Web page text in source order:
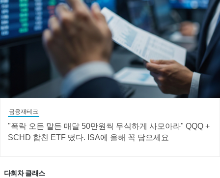
금융재테크
"폭락 오든 말든 매달 50만원씩 무식하게 사모아라" QQQ +
SCHD 합친 ETF 떴다. ISA에 올해 꼭 담으세요
다회차 클래스